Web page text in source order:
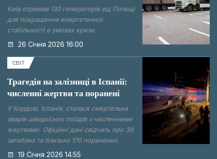
Київ отримав 130 генераторів від Польщі
для покращення енергетичної
стабільності в умовах кризи.
26 Січня 2026 16:00
СВІТ
Трагедія на залізниці в Іспанії:
численні жертви та поранені
У Кордові, Іспанія, сталася смертельна
аварія швидкісних поїздів з численними
жертвами. Офіційні дані свідчать про 39
загиблих та близько 170 поранених.
19 Січня 2026 14:55